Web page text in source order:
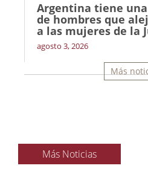
Argentina tiene
de hombres que
a las mujeres de la
agosto 3, 2026
Más
Más Noticias